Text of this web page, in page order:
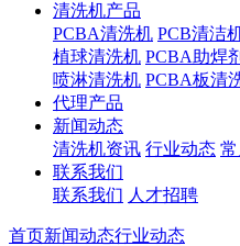
清洗机产品
PCBA清洗机 PCB清洁
植球清洗机 PCBA助焊
喷淋清洗机 PCBA板清
代理产品
新闻动态
清洗机资讯 行业动态
联系我们
联系我们 人才招聘
首页新闻动态行业动态